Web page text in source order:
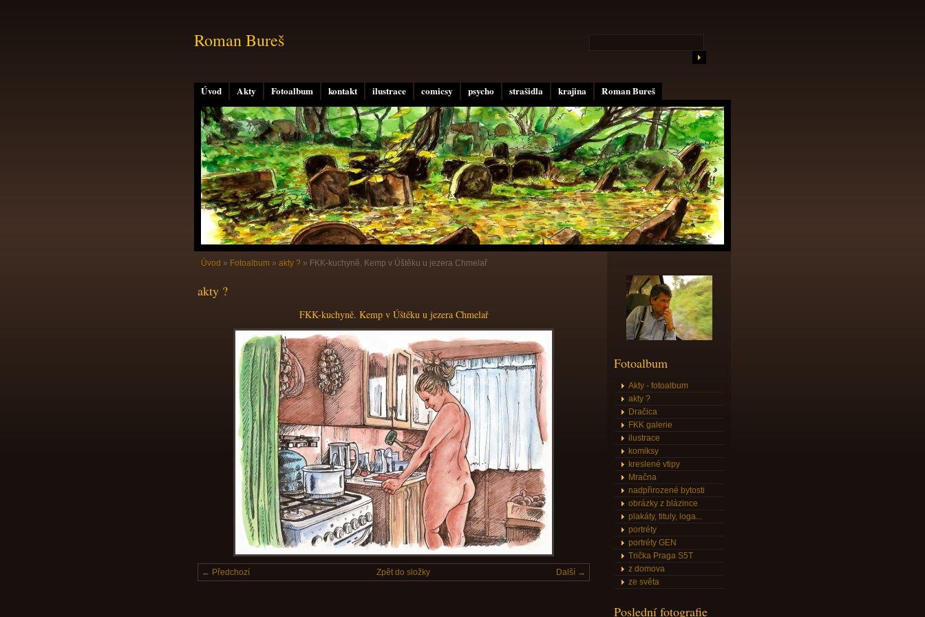
Úvod Akty Fotoalbum kontakt ilustrace comicsy psycho strašidla krajina Roman Bureš
Roman Bureš
Úvod » Fotoalbum » akty ? » FKK-kuchyně. Kemp v Úštěku u jezera Chmelař
akty ?
FKK-kuchyně. Kemp v Úštěku u jezera Chmelař
← Předchozí Další →
Zpět do složky
Fotoalbum
Akty - fotoalbum
akty ?
Dračica
FKK galerie
ilustrace
komiksy
kreslené vtipy
Mračna
nadpřirozené bytosti
obrázky z blázince
plakáty, tituly, loga...
portréty
portréty GEN
Trička Praga S5T
z domova
ze světa
Poslední fotografie